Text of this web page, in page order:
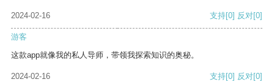
2024-02-16 支持[0] 反对[0]
游客
这款app就像我的私人导师，带领我探索知识的奥秘。
2024-02-16 支持[0] 反对[0]